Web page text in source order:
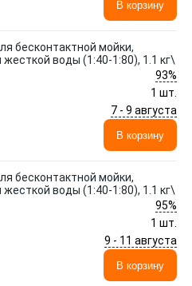
В корзину
бесконтактной мойки,
жесткой воды (1:40-1:80), 1.1 кг\
93%
1 шт.
7 - 9 августа
В корзину
бесконтактной мойки,
жесткой воды (1:40-1:80), 1.1 кг\
95%
1 шт.
9 - 11 августа
В корзину